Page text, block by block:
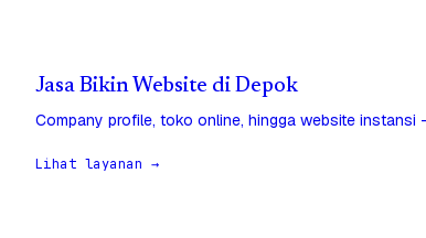
Jasa Bikin Website di Depok
Company profile, toko online, hingga website instansi
Lihat layanan →